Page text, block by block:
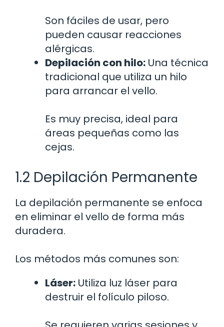
Son fáciles de usar, pero
pueden causar reacciones
alérgicas.
Depilación con hilo: Una técnica
tradicional que utiliza un hilo
para arrancar el vello.
Es muy precisa, ideal para
áreas pequeñas como las
cejas.
1.2 Depilación Permanente
La depilación permanente se enfoca
en eliminar el vello de forma más
duradera.
Los métodos más comunes son:
Láser: Utiliza luz láser para
destruir el folículo piloso.